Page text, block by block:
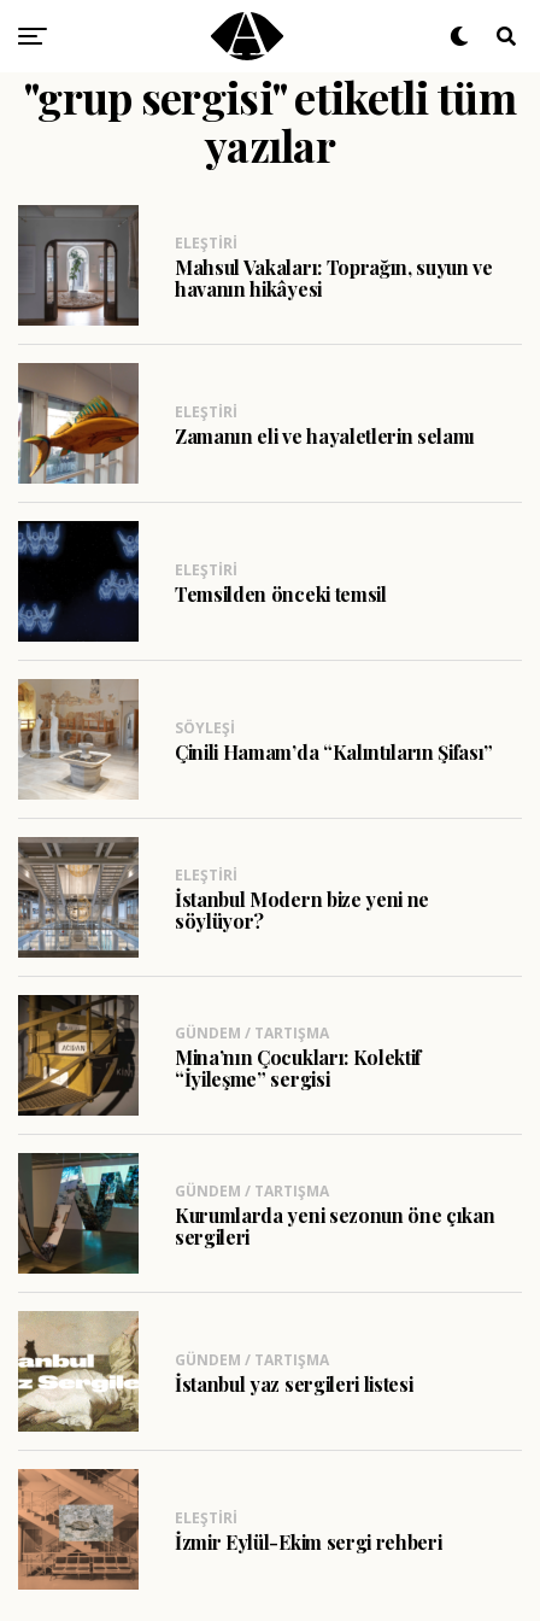
"grup sergisi" etiketli tüm
yazılar
ELEŞTIRI
Mahsul Vakaları: Toprağın, suyun ve
havanın hikâyesi
ELEŞTIRI
Zamanın eli ve hayaletlerin selamı
ELEŞTIRI
Temsilden önceki temsil
SÖYLEŞI
Çinili Hamam’da “Kalıntıların Şifası”
ELEŞTIRI
İstanbul Modern bize yeni ne
söylüyor?
GÜNDEM / TARTIŞMA
Mina’nın Çocukları: Kolektif
“İyileşme” sergisi
GÜNDEM / TARTIŞMA
Kurumlarda yeni sezonun öne çıkan
sergileri
GÜNDEM / TARTIŞMA
İstanbul yaz sergileri listesi
ELEŞTIRI
İzmir Eylül-Ekim sergi rehberi